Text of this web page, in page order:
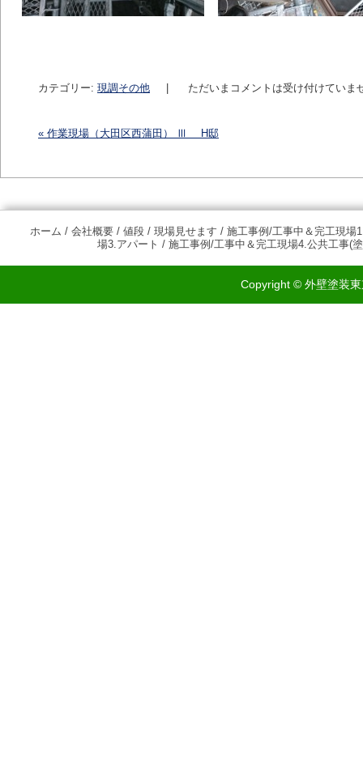
カテゴリー:現調その他 ただいまコメントは受け付けていま
« 作業現場（大田区西蒲田） Ⅲ H邸
ホーム / 会社概要 / 値段 / 現場見せます / 施工事例/工事中＆完工現場
場3.アパート / 施工事例/工事中＆完工現場4.公共工事(
Copyright © 外壁塗装